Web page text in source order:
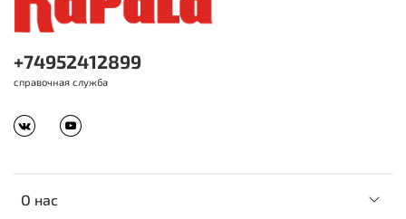
О нас
+74952412899
справочная служба